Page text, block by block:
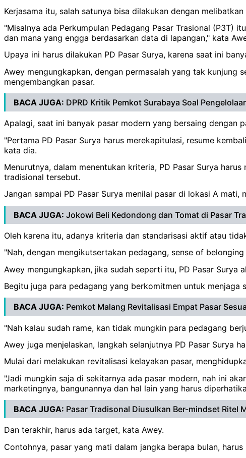
Kerjasama itu, salah satunya bisa dilakukan dengan
"Misalnya ada Perkumpulan Pedagang Pasar Trasional (P3T)
dan mana yang engga berdasarkan data di lapangan," kata
Upaya ini harus dilakukan PD Pasar Surya, karena saat ini
Awey mengungkapkan, dengan permasalah yang tak kunjung
mengembangkan pasar.
BACA JUGA: DPRD Kritik Pemkot Surabaya Soal
Apalagi, saat ini banyak pasar modern yang bersaing dengan
"Pertama PD Pasar Surya harus merekapitulasi, resume
kata dia.
Menurutnya, dalam menentukan kriteria, PD Pasar Surya
tradisional tersebut.
Jangan sampai PD Pasar Surya menilai pasar di lokasi A
BACA JUGA: Jokowi Beli Kedondong dan Tomat di Pasar
Oleh karena itu, adanya kriteria dan standarisasi aktif atau
"Nah, dengan mengikutsertakan pedagang, sense of
Awey mengungkapkan, jika sudah seperti itu, PD Pasar Surya
Begitu juga para pedagang yang berkomitmen untuk menjaga
BACA JUGA: Pemkot Malang Revitalisasi Empat Pasar
"Nah kalau sudah rame, kan tidak mungkin para pedagang
Awey juga menjelaskan, langkah selanjutnya PD Pasar Surya
Mulai dari melakukan revitalisasi kelayakan pasar,
"Jadi mungkin saja di sekitarnya ada pasar modern, nah ini
marketingnya, bangunannya dan hal lain yang harus
BACA JUGA: Pasar Tradisonal Diusulkan Ber-mindset Ritel
Dan terakhir, harus ada target, kata Awey.
Contohnya, pasar yang mati dalam jangka berapa bulan,